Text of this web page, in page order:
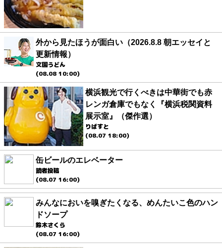
外から見たほうが面白い（2026.8.8 朝エッセイと
更新情報）
文園うどん
(08.08 10:00)
横浜観光で行くべきは中華街でも赤
レンガ倉庫でもなく『横浜税関資料
展示室』（傑作選）
りばすと
(08.07 18:00)
缶ビールのエレベーター
読者投稿
(08.07 16:00)
みんなにおいを嗅ぎたくなる、めんたいこ色のハン
ドソープ
鈴木さくら
(08.07 16:00)